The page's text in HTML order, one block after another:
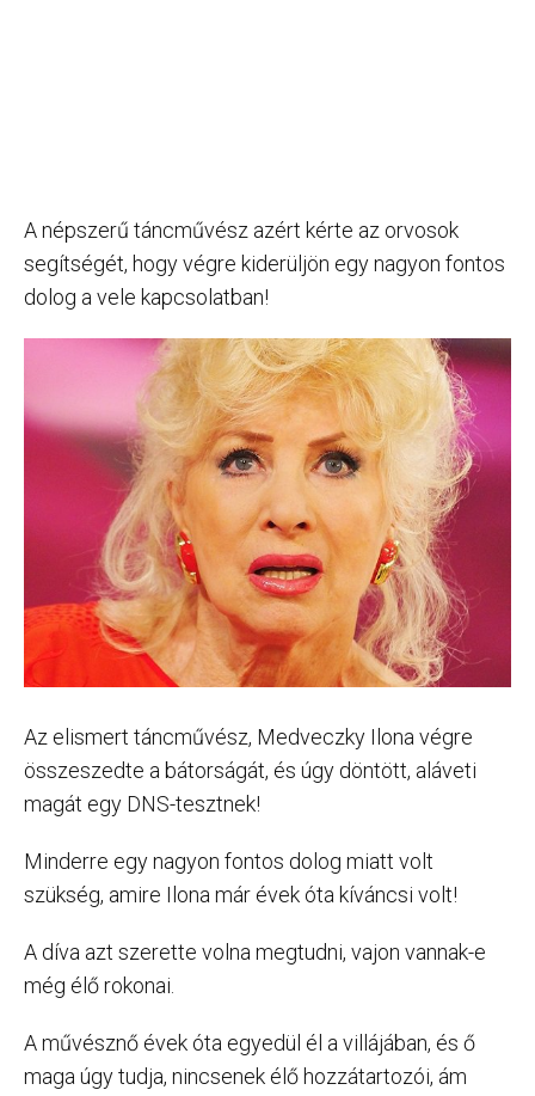
A népszerű táncművész azért kérte az orvosok
segítségét, hogy végre kiderüljön egy nagyon fontos
dolog a vele kapcsolatban!
Az elismert táncművész, Medveczky Ilona végre
összeszedte a bátorságát, és úgy döntött, aláveti
magát egy DNS-tesztnek!
Minderre egy nagyon fontos dolog miatt volt
szükség, amire Ilona már évek óta kíváncsi volt!
A díva azt szerette volna megtudni, vajon vannak-e
még élő rokonai.
A művésznő évek óta egyedül él a villájában, és ő
maga úgy tudja, nincsenek élő hozzátartozói, ám